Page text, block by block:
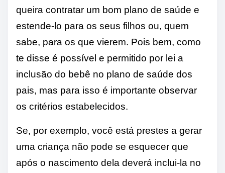
queira contratar um bom plano de saúde e
estende-lo para os seus filhos ou, quem
sabe, para os que vierem. Pois bem, como
te disse é possível e permitido por lei a
inclusão do bebê no plano de saúde dos
pais, mas para isso é importante observar
os critérios estabelecidos.
Se, por exemplo, você está prestes a gerar
uma criança não pode se esquecer que
após o nascimento dela deverá inclui-la no